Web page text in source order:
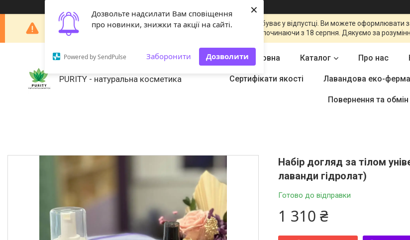
Дозвольте надсилати Вам сповіщення
про новинки, знижки та акції на сайті.
Powered by SendPulse Заборонити Дозволити
×
Шановні покупці! З 29 липня по 18 серпня наша команда перебуває у відпустці. Ви можете
оброблені починаючи з 18 серпня. Дякуємо за
PURITY - натуральна косметика
Головна Каталог Про нас
Сертифікати якості Лавандова еко-ферма
Повернення та обмін
Набір догляд за тілом
лаванди гідролат)
Готово до відправки
1 310 ₴